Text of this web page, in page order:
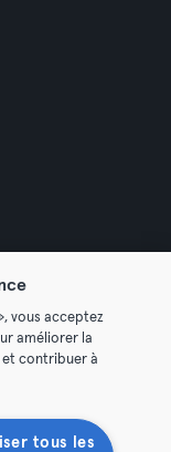
reserved.
widerrufen
vous acceptez
améliorer la
et contribuer à
tous les